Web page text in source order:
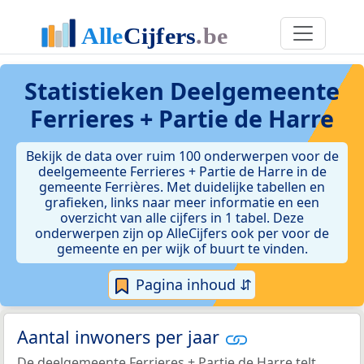
Statistieken Deelgemeente
Ferrieres + Partie de Harre
Bekijk de data over ruim 100 onderwerpen voor de
deelgemeente Ferrieres + Partie de Harre in de
gemeente Ferrières. Met duidelijke tabellen en
grafieken, links naar meer informatie en een
overzicht van alle cijfers in 1 tabel. Deze
onderwerpen zijn op AlleCijfers ook per voor de
gemeente en per wijk of buurt te vinden.
Pagina inhoud ⇵
Aantal inwoners per jaar